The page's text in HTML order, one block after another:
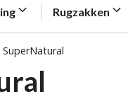
Rugzakken
SuperNatural